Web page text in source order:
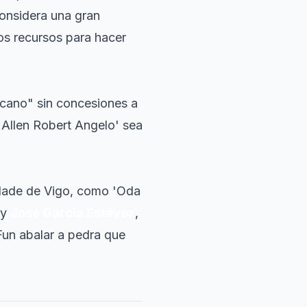
una gran
recursos para hacer
sin concesiones a
Robert Angelo' sea
de Vigo, como 'Oda
,
abalar a pedra que